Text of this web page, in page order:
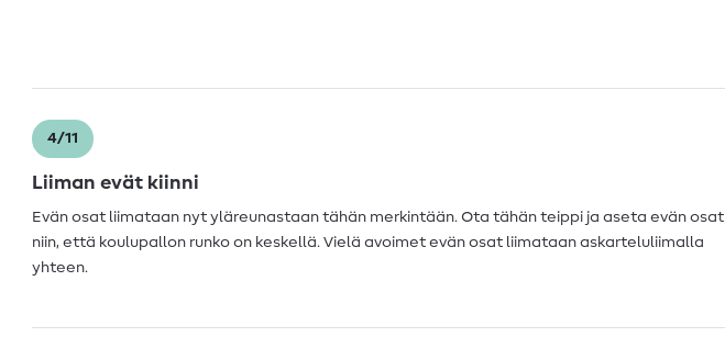
4/11
Liiman evät kiinni
Evän osat liimataan nyt yläreunastaan tähän merkintään. Ota tähän teippi ja aseta evän osat
niin, että koulupallon runko on keskellä. Vielä avoimet evän osat liimataan askarteluliimalla
yhteen.